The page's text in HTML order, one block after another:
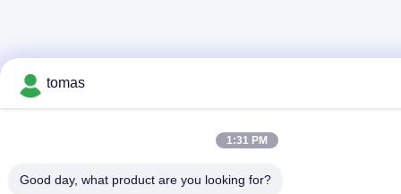
tomas
1:31 PM
Good day, what product are you looking for?